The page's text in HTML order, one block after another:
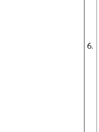
6.